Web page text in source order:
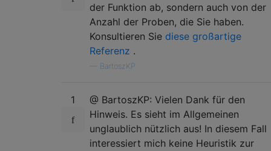
der Funktion ab, sondern auch von der
Anzahl der Proben, die Sie haben.
Konsultieren Sie diese großartige
Referenz .
BartoszKP
1
@ BartoszKP: Vielen Dank für den
Hinweis. Es sieht im Allgemeinen
unglaublich nützlich aus! In diesem Fall
interessiert mich keine Heuristik zur